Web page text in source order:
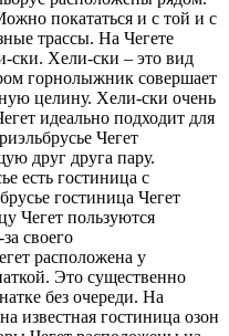
покататься и с той и с
трассы. На Чегете
ски. Хели-ски – это вид
горнолыжник совершает
целину. Хели-ски очень
идеально подходит для
Чегет
друг друга пару.
есть гостиница с
гостиница Чегет
Чегет пользуются
своего
расположена у
Это существенно
без очереди. На
известная гостиница озон